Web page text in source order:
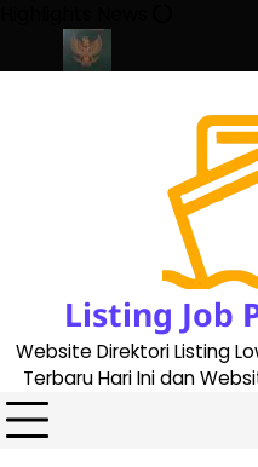
content
Listing Job
Website Direktori Listing
Terbaru Hari Ini dan